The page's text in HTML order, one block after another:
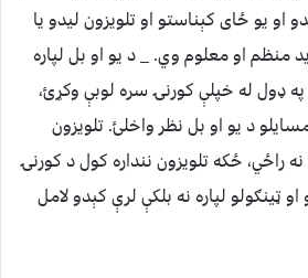
او یو ځای کېناستو او تلویزون لیدو یا
منظم او معلوم وي. _ د یو او بل لپاره
ډول له خپلې کورنۍ سره لوبې وکړئ،
د یو او بل نظر واخلئ. تلویزون
راځي، ځکه تلویزون ننداره کول د کورنۍ
ټينګولو لپاره نه بلکې لرې کېدو لامل